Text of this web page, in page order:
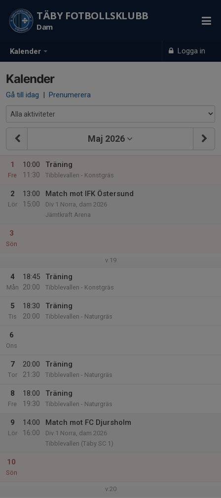
Kalender Logga in
TÄBY FOTBOLLSKLUBB
Dam
Kalender
Gå till idag | Prenumerera
Maj 2026
1
Fre
10:00
11:30
Träning
Tibblevallen - Konstgräs
2
Lör
13:00
15:00
Match mot IFK Östersund
Div 1 Norra, dam 2026
Jämtkraft Arena
3
Sön
v.19
4
Mån
18:45
20:00
Träning
Tibblevallen - Konstgräs
5
Tis
18:30
20:00
Träning
Tibblevallen - Naturgräs
6
Ons
7
Tor
20:00
21:30
Träning
Tibblevallen - Naturgräs
8
Fre
18:00
19:30
Träning
Tibblevallen - Naturgräs
9
Lör
14:00
16:00
Match mot FC Djursholm
Div 1 Norra, dam 2026
Tibblevallen (Täby SC 1)
10
Sön
v.20